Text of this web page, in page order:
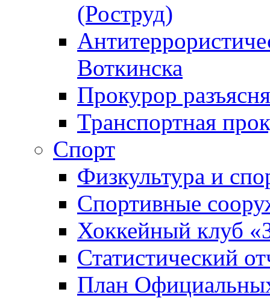
(Роструд)
Воткинска
Прокурор
Транспортная
Спорт
Физкультура и
Спортивные
Хоккейный клуб
Статистический
План